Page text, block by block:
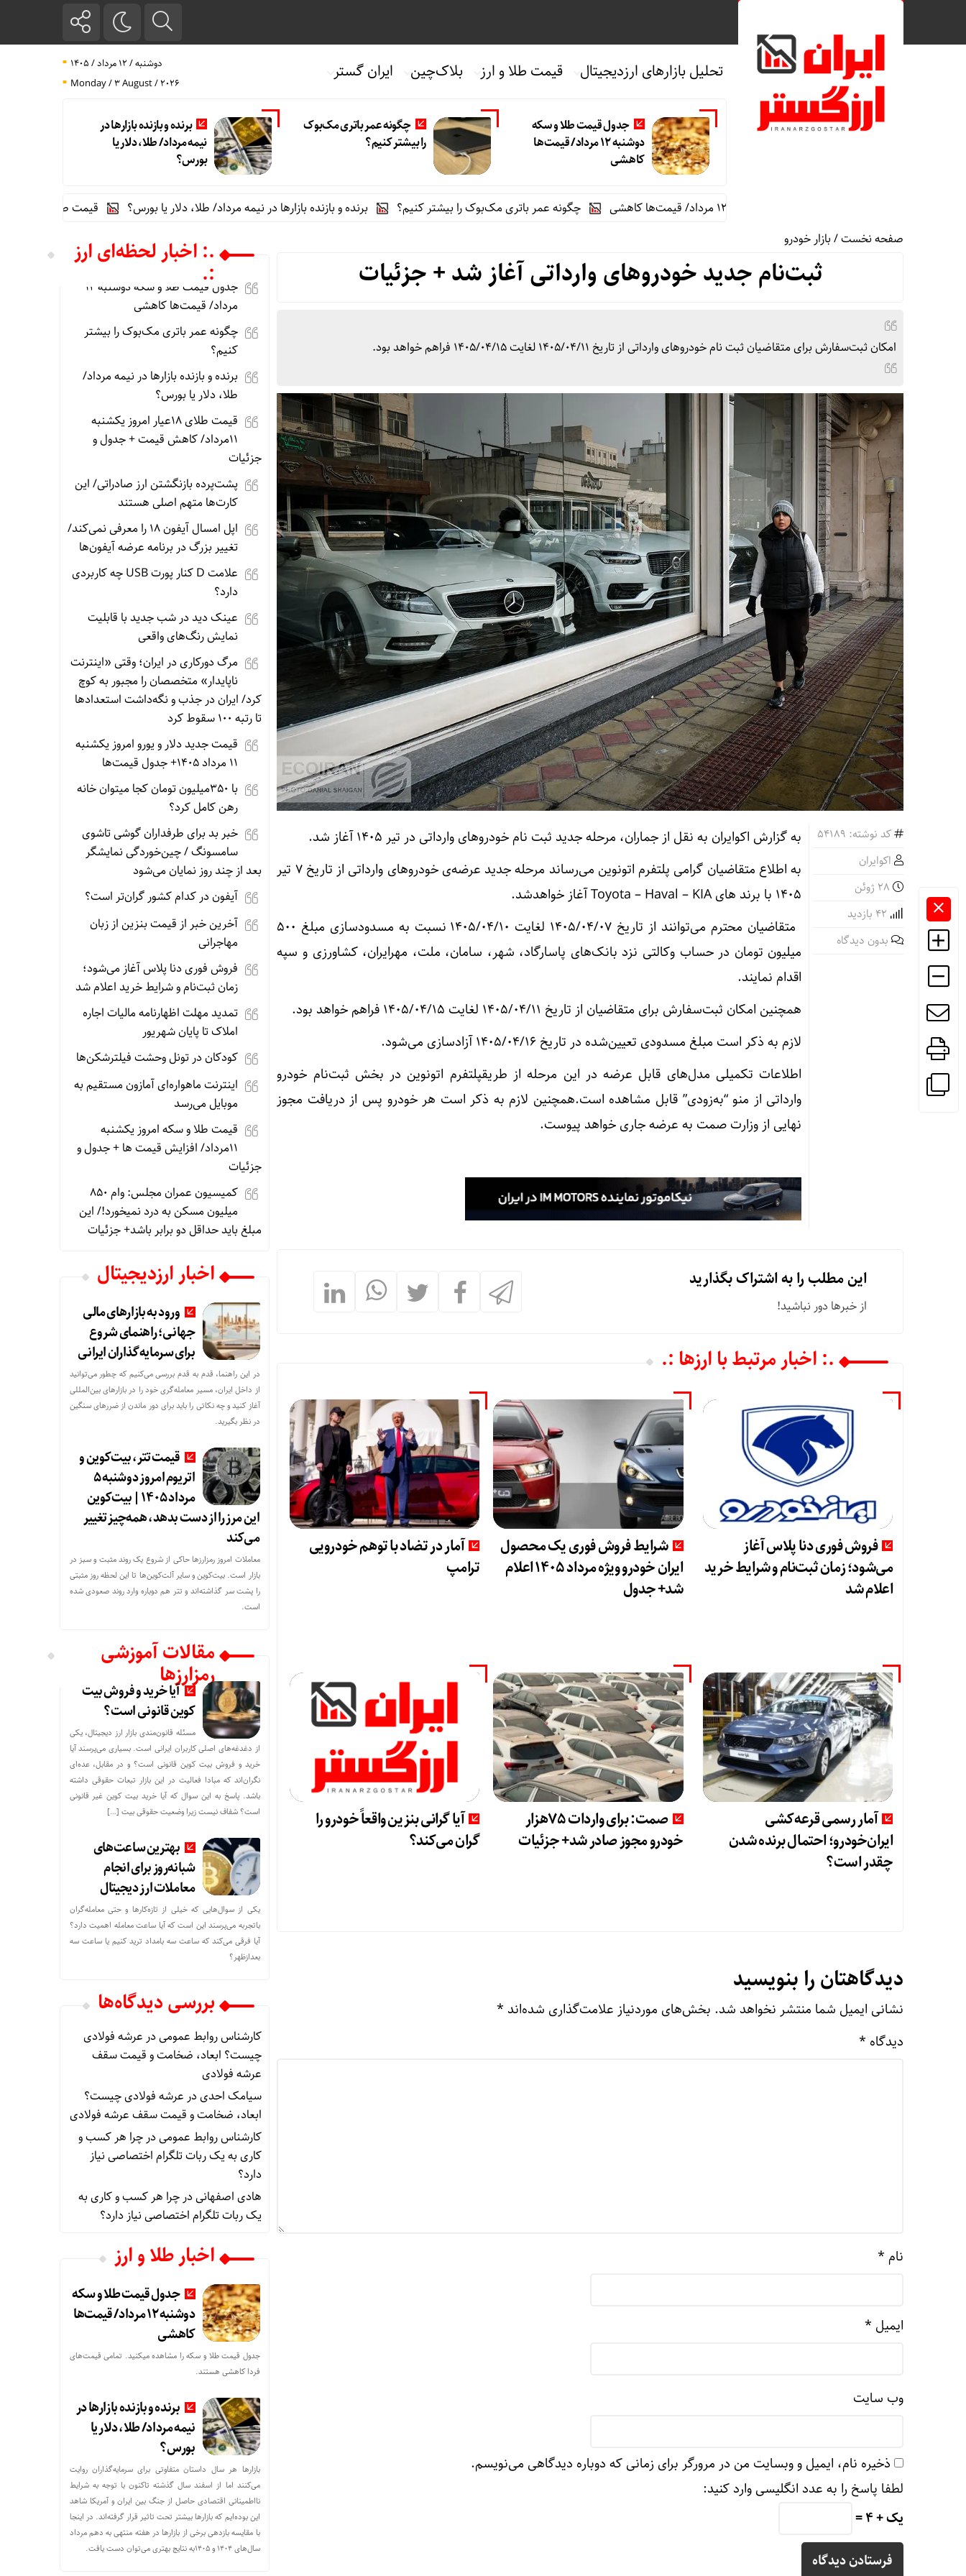
تحلیل بازارهای ارزدیجیتال قیمت طلا و ارز بلاک‌چین ایران گستر
دوشنبه / ۱۲ مرداد / ۱۴۰۵
Monday / 3 August / 2026
جدول قیمت طلا و سکه
دوشنبه 12 مرداد/ قیمت‌ها
کاهشی
چگونه عمر باتری مک‌بوک
را بیشتر کنیم؟
برنده‌ و بازنده بازارها در
نیمه مرداد/ طلا، دلار یا
بورس؟
چگونه عمر باتری مک‌بوک را بیشتر کنیم؟ برنده‌ و بازنده بازارها در نیمه مرداد/ طلا، دلار یا بورس؟
قیمت طلای 18عیار امروز یکشنبه 11مرداد/ کاهش قیمت + جدول و جزئیات
صفحه نخست/بازار خودرو
ثبت‌نام جدید خودروهای وارداتی آغاز شد + جزئیات
امکان ثبت‌سفارش برای متقاضیان ثبت نام خودروهای وارداتی از تاریخ 1405/04/11 لغایت 1405/04/15 فراهم خواهد بود.
کد نوشته: 54189
اکوایران
بدون دیدگاه
به گزارش اکوایران به نقل از جماران، مرحله جدید ثبت نام خودروهای وارداتی در تیر ۱۴۰۵ آغاز شد.
به اطلاع متقاضیان گرامی پلتفرم اتونوین می‌رساند مرحله جدید عرضه‌ی خودروهای وارداتی از تاریخ 7 تیر
1405 با برند های Toyota – Haval – KIA آغاز خواهدشد.
متقاضیان محترم می‌توانند از تاریخ 1405/04/07 لغایت 1405/04/10 نسبت به مسدودسازی مبلغ ۵۰۰
میلیون تومان در حساب وکالتی نزد بانک‌های پاسارگاد، شهر، سامان، ملت، مهرایران، کشاورزی و سپه
اقدام نمایند.
همچنین امکان ثبت‌سفارش برای متقاضیان از تاریخ 1405/04/11 لغایت 1405/04/15 فراهم خواهد بود.
لازم به ذکر است مبلغ مسدودی تعیین‌شده در تاریخ 1405/04/16 آزادسازی می‌شود.
اطلاعات تکمیلی مدل‌های قابل عرضه در این مرحله از طریقپلتفرم اتونوین در بخش ثبت‌نام خودرو
وارداتی از منو “به‌زودی” قابل مشاهده است.همچنین لازم به ذکر است هر خودرو پس از دریافت مجوز
نهایی از وزارت صمت به عرضه جاری خواهد پیوست.
این مطلب را به اشتراک بگذارید
از خبرها دور نباشید!
.: اخبار مرتبط با ارزها :.
فروش فوری دنا پلاس آغاز
می‌شود؛ زمان ثبت‌نام و شرایط خرید
اعلام شد
شرایط فروش فوری یک محصول
ایران خودرو ویژه مرداد ۱۴۰۵ اعلام
شد+ جدول
آمار در تضاد با توهم خودرویی
ترامپ
آمار رسمی قرعه‌کشی
ایران‌خودرو؛ احتمال برنده شدن
چقدر است؟
صمت: برای واردات 75هزار
خودرو مجوز صادر شد+ جزئیات
آیا گرانی بنزین واقعاً خودرو را
گران می‌کند؟
دیدگاهتان را بنویسید
نشانی ایمیل شما منتشر نخواهد شد. بخش‌های موردنیاز علامت‌گذاری شده‌اند *
دیدگاه *
نام *
ایمیل *
وب‌ سایت
ذخیره نام، ایمیل و وبسایت من در مرورگر برای زمانی که دوباره دیدگاهی می‌نویسم.
لطفا پاسخ را به عدد انگلیسی وارد کنید:
یک + 4 =
.: اخبار لحظه‌ای ارز
:.
جدول قیمت طلا و سکه دوشنبه 12
مرداد/ قیمت‌ها کاهشی
چگونه عمر باتری مک‌بوک را بیشتر
کنیم؟
برنده‌ و بازنده بازارها در نیمه مرداد/
طلا، دلار یا بورس؟
قیمت طلای 18عیار امروز یکشنبه
11مرداد/ کاهش قیمت + جدول و
جزئیات
پشت‌پرده بازنگشتن ارز صادراتی/ این
کارت‌ها متهم اصلی هستند
اپل امسال آیفون ۱۸ را معرفی نمی‌کند/
تغییر بزرگ در برنامه عرضه آیفون‌ها
علامت D کنار پورت USB چه کاربردی
دارد؟
عینک دید در شب جدید با قابلیت
نمایش رنگ‌های واقعی
مرگ دورکاری در ایران؛ وقتی «اینترنت
ناپایدار» متخصصان را مجبور به کوچ
کرد/ ایران در جذب و نگه‌داشت استعدادها
تا رتبه ۱۰۰ سقوط کرد
قیمت جدید دلار و یورو امروز یکشنبه
11 مرداد 1405+ جدول قیمت‌ها
با 350میلیون تومان کجا میتوان خانه
رهن کامل کرد؟
خبر بد برای طرفداران گوشی تاشوی
سامسونگ / چین‌خوردگی نمایشگر
بعد از چند روز نمایان می‌شود
آیفون در کدام کشور گران‌تر است؟
آخرین خبر از قیمت بنزین از زبان
مهاجرانی
فروش فوری دنا پلاس آغاز می‌شود؛
زمان ثبت‌نام و شرایط خرید اعلام شد
تمدید مهلت اظهارنامه مالیات اجاره
املاک تا پایان شهریور
کودکان در تونل وحشت فیلترشکن‌ها
اینترنت ماهواره‌ای آمازون مستقیم به
موبایل می‌رسد
قیمت طلا و سکه امروز یکشنبه
11مرداد/ افزایش قیمت ها + جدول و
جزئیات
کمیسیون عمران مجلس: وام 850
میلیون مسکن به درد نمیخورد!/ این
مبلغ باید حداقل دو برابر باشد+ جزئیات
اخبار ارزدیجیتال
ورود به بازارهای مالی
جهانی؛ راهنمای شروع
برای سرمایه‌گذاران ایرانی
در این راهنما، قدم به قدم بررسی می‌کنیم که چطور می‌توانید
از داخل ایران، مسیر معامله‌گری خود را در بازارهای بین‌المللی
آغاز کنید و چه نکاتی را باید برای دور ماندن از ضررهای سنگین
در نظر بگیرید.
قیمت تتر، بیت‌کوین و
اتریوم امروز دوشنبه ۵
مرداد ۱۴۰۵ | بیت‌کوین
این مرز را از دست بدهد، همه‌چیز تغییر
می‌کند
معاملات امروز رمزارز‌ها حاکی از شروع یک روند مثبت و سبز در
بازار است. بیت‌کوین و سایر آلت‌کوین‌ها تا این لحظه روز مثبتی
را پشت سر گذاشته‌اند و تتر هم دوباره وارد روند صعودی شده
است.
مقالات آموزشی
رمزارزهاآیا خرید و فروش بیت
کوین قانونی است؟
مسئله قانون‌مندی بازار ارز دیجیتال، یکی
از دغدغه‌های اصلی کاربران ایرانی است. بسیاری می‌پرسند آیا
خرید و فروش بیت کوین قانونی است؟ و در مقابل، عده‌ای
نگران‌اند که مبادا فعالیت در این بازار تبعات حقوقی داشته
باشد. پاسخ به این سوال که آیا خرید بیت کوین غیر قانونی
است؟ شفاف نیست زیرا وضعیت حقوقی بیت‌ […]
بهترین ساعت‌های
شبانه‌روز برای انجام
معاملات ارز دیجیتال
یکی از سوال‌هایی که خیلی از تازه‌کارها و حتی معامله‌گران
باتجربه می‌پرسند این است که آیا ساعت معامله اهمیت دارد؟
آیا فرقی می‌کند که ساعت سه بامداد ترید کنیم یا ساعت سه
بعدازظهر؟
بررسی دیدگاه‌ها
کارشناس روابط عمومیدر عرشه فولادی
چیست؟ ابعاد، ضخامت و قیمت سقف
عرشه فولادی
سیامک احدیدر عرشه فولادی چیست؟
ابعاد، ضخامت و قیمت سقف عرشه فولادی
کارشناس روابط عمومیدرچرا هر کسب‌ و
کاری به یک ربات تلگرام اختصاصی نیاز
دارد؟
هادی اصفهانیدرچرا هر کسب‌ و کاری به
یک ربات تلگرام اختصاصی نیاز دارد؟
اخبار طلا و ارز
جدول قیمت طلا و سکه
دوشنبه 12 مرداد/ قیمت‌ها
کاهشی
جدول قیمت طلا و سکه را مشاهده میکنید. تمامی قیمت‌های
فردا کاهشی هستند.
برنده‌ و بازنده بازارها در
نیمه مرداد/ طلا، دلار یا
بورس؟
بازارها هر سال داستان متفاوتی برای سرمایه‌گذاران روایت
می‌کنند اما از اسفند سال گذشته تاکنون با توجه به شرایط
نااطمینانی اقتصادی حاصل از جنگ بین ایران و آمریکا شاهد
این بوده‌ایم که بازارها بیشتر تحت تاثیر قرار گرفته‌اند. در اینجا
با مقایسه بازدهی برخی از بازارها در هفته منتهی به دهم مرداد
سال‌های ۱۴۰۴ و ۱۴۰۵به نتایج بهتری می‌توان دست یافت.